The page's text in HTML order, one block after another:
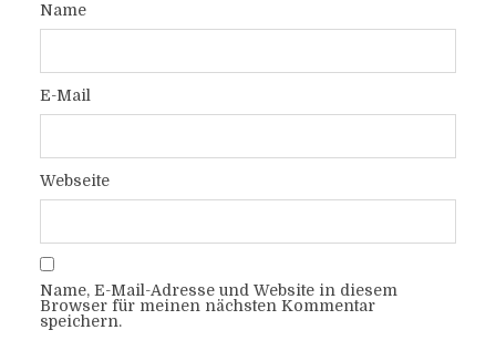
Name
E-Mail
Webseite
Name, E-Mail-Adresse und Website in diesem
Browser für meinen nächsten Kommentar
speichern.